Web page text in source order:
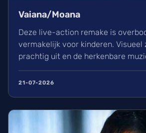
Vaiana/Moana
Deze live-action remake is
vermakelijk voor kinderen. Visueel
prachtig uit en de herkenbare
kippenvel. Hoewel de lore
avontuur voor een heerlijke
21-07-2026